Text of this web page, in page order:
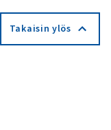
Takaisin ylös